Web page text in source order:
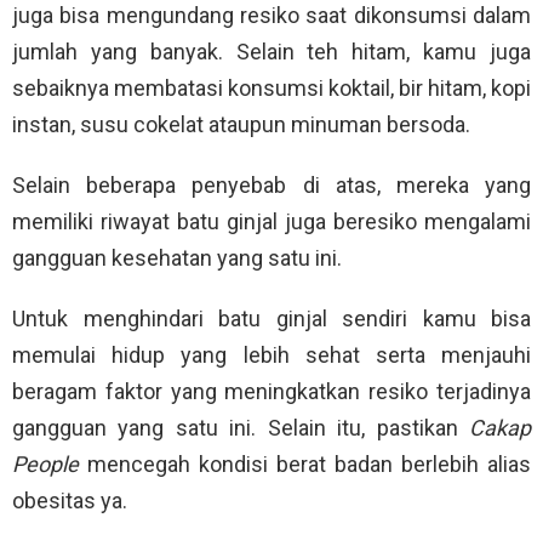
juga bisa mengundang resiko saat dikonsumsi dalam
jumlah yang banyak. Selain teh hitam, kamu juga
sebaiknya membatasi konsumsi koktail, bir hitam, kopi
instan, susu cokelat ataupun minuman bersoda.
Selain beberapa penyebab di atas, mereka yang
memiliki riwayat batu ginjal juga beresiko mengalami
gangguan kesehatan yang satu ini.
Untuk menghindari batu ginjal sendiri kamu bisa
memulai hidup yang lebih sehat serta menjauhi
beragam faktor yang meningkatkan resiko terjadinya
gangguan yang satu ini. Selain itu, pastikan Cakap
Peoplemencegah kondisi berat badan berlebih alias
obesitas ya.